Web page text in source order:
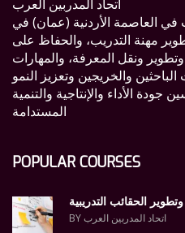
اتحاد المدربين العرب
في العاصمة الأردنية (عمان) في
وتطوير مهنة التدريب، والحفاظ على
ونقل المعرفة، والمهارات
والخريجين وتعزيز النمو
الأداء والإنتاجية والتنمية
المستدامة
POPULAR COURSES
BY اتحاد المدربين العرب